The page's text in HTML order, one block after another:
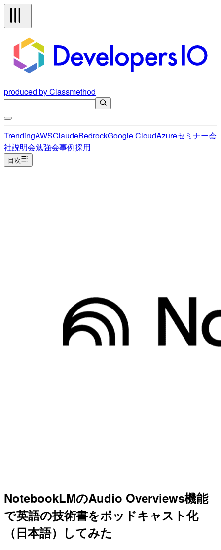
produced by Classmethod
TrendingAWSClaudeBedrockGoogle CloudAzureセミナー会
社説明会勉強会事例採用
目次
NotebookLMのAudio Overviews機能
で英語の技術書をポッドキャスト化
（日本語）してみた